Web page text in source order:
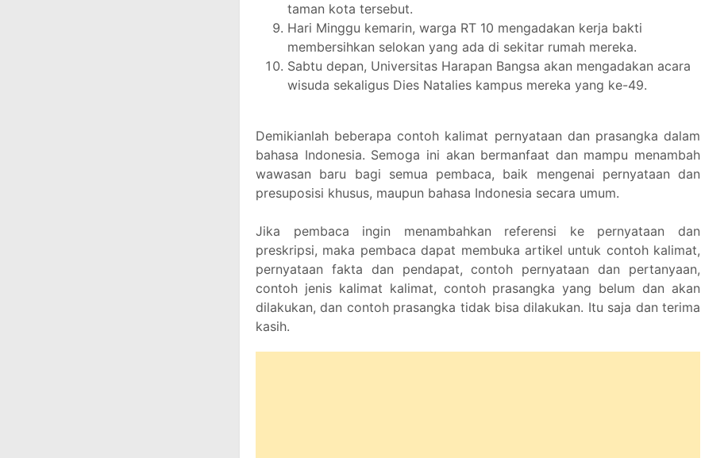
taman kota tersebut.
Hari Minggu kemarin, warga RT 10 mengadakan kerja bakti
membersihkan selokan yang ada di sekitar rumah mereka.
Sabtu depan, Universitas Harapan Bangsa akan mengadakan acara
wisuda sekaligus Dies Natalies kampus mereka yang ke-49.
Demikianlah beberapa contoh kalimat pernyataan dan prasangka dalam
bahasa Indonesia. Semoga ini akan bermanfaat dan mampu menambah
wawasan baru bagi semua pembaca, baik mengenai pernyataan dan
presuposisi khusus, maupun bahasa Indonesia secara umum.
Jika pembaca ingin menambahkan referensi ke pernyataan dan
preskripsi, maka pembaca dapat membuka artikel untuk contoh kalimat,
pernyataan fakta dan pendapat, contoh pernyataan dan pertanyaan,
contoh jenis kalimat kalimat, contoh prasangka yang belum dan akan
dilakukan, dan contoh prasangka tidak bisa dilakukan. Itu saja dan terima
kasih.